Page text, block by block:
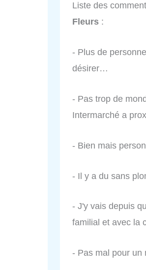
Liste des
Fleurs :
- Plus de
désirer…
- Pas trop de
Intermarché a
- Bien mais
- Il y a du sans
- J'y vais depuis
familial et avec la
- Pas mal pour un